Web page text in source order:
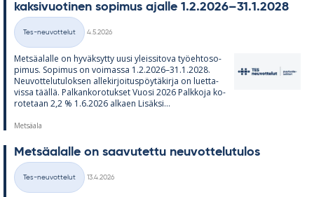
kak­si­vuo­ti­nen so­pi­mus ajalle 1.2.2026–31.1.2028
Kategoriat
Tes-neuvottelut
4.5.2026
Met­sä­alalle on hy­väk­sytty uusi yleis­si­tova työ­eh­to­so­
pi­mus. So­pi­mus on voi­massa 1.2.2026–31.1.2028.
Neu­vot­te­lu­tu­lok­sen al­le­kir­joi­tus­pöy­tä­kirja on luet­ta­
vissa täällä. Pal­kan­ko­ro­tuk­set Vuosi 2026 Palk­koja ko­
ro­te­taan 2,2 % 1.6.2026 al­kaen Li­säksi...
Metsäala
Met­sä­alalle on saa­vu­tettu neu­vot­te­lu­tu­los
Kategoriat
Tes-neuvottelut
13.4.2026